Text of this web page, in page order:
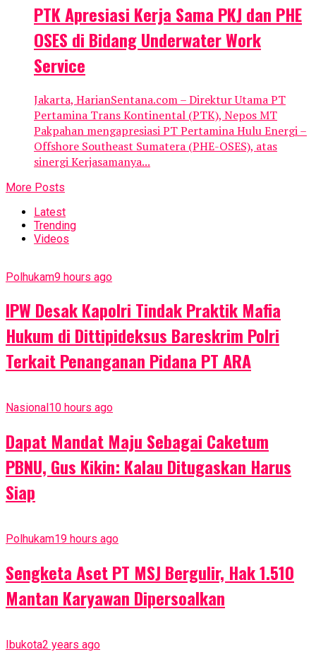
PTK Apresiasi Kerja Sama PKJ dan PHE
OSES di Bidang Underwater Work
Service
Jakarta, HarianSentana.com – Direktur Utama PT
Pertamina Trans Kontinental (PTK), Nepos MT
Pakpahan mengapresiasi PT Pertamina Hulu Energi –
Offshore Southeast Sumatera (PHE-OSES), atas
sinergi Kerjasamanya...
More Posts
Latest
Trending
Videos
Polhukam9 hours ago
IPW Desak Kapolri Tindak Praktik Mafia
Hukum di Dittipideksus Bareskrim Polri
Terkait Penanganan Pidana PT ARA
Nasional 10 hours ago
Dapat Mandat Maju Sebagai Caketum
PBNU, Gus Kikin: Kalau Ditugaskan Harus
Siap
Polhukam19 hours ago
Sengketa Aset PT MSJ Bergulir, Hak 1.510
Mantan Karyawan Dipersoalkan
Ibukota2 years ago